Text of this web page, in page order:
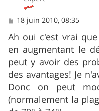
M
s
s
a
g
e
18 juin 2010, 08:35
Ah oui c'est vrai
en augmentant le
peut y avoir des
des avantages! Je
Donc on peut
(normalement la